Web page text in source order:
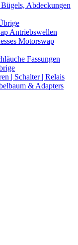
Bügels, Abdeckungen
Antriebswellen
Motorswap
Fassungen
| Schalter | Relais
& Adapters